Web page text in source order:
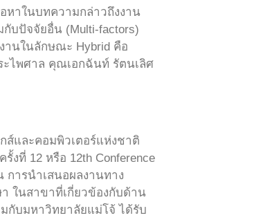
าในบทความกล่าวถึงงาน
กับปัจจัยอื่น (Multi-factors)
านในลักษณะ Hybrid คือ
ไพศาล คุณเอกฉันท์ รัตนเลิศ
ส์และคอมพิวเตอร์แห่งชาติ
งที่ 12 หรือ 12th Conference
การนำเสนอผลงานทาง
ในสาขาที่เกี่ยวข้องกับด้าน
กับมหาวิทยาลัยแม่โจ้ ได้รับ